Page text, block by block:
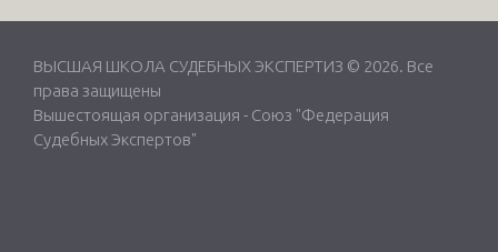
ВЫСШАЯ ШКОЛА СУДЕБНЫХ ЭКСПЕРТИЗ © 2026. Все
права защищены
Вышестоящая организация - Союз "Федерация
Судебных Экспертов"